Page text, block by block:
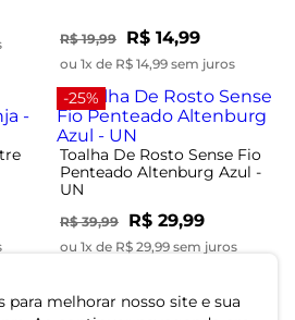
para melhorar nosso site e sua
R$ 19,99 R$ 14,99
ou 1x de R$ 14,99 sem juros
-25%
Toalha De Rosto Sense Fio
Penteado Altenburg Azul -
UN
R$ 39,99 R$ 29,99
ou 1x de R$ 29,99 sem juros